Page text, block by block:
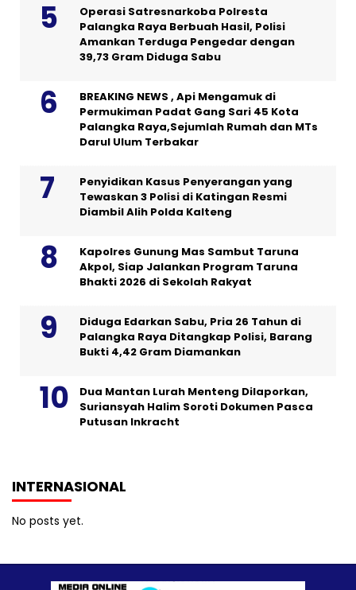
Operasi Satresnarkoba Polresta
Palangka Raya Berbuah Hasil, Polisi
Amankan Terduga Pengedar dengan
39,73 Gram Diduga Sabu
BREAKING NEWS , Api Mengamuk di
Permukiman Padat Gang Sari 45 Kota
Palangka Raya,Sejumlah Rumah dan MTs
Darul Ulum Terbakar
Penyidikan Kasus Penyerangan yang
Tewaskan 3 Polisi di Katingan Resmi
Diambil Alih Polda Kalteng
Kapolres Gunung Mas Sambut Taruna
Akpol, Siap Jalankan Program Taruna
Bhakti 2026 di Sekolah Rakyat
Diduga Edarkan Sabu, Pria 26 Tahun di
Palangka Raya Ditangkap Polisi, Barang
Bukti 4,42 Gram Diamankan
Dua Mantan Lurah Menteng Dilaporkan,
Suriansyah Halim Soroti Dokumen Pasca
Putusan Inkracht
INTERNASIONAL
No posts yet.